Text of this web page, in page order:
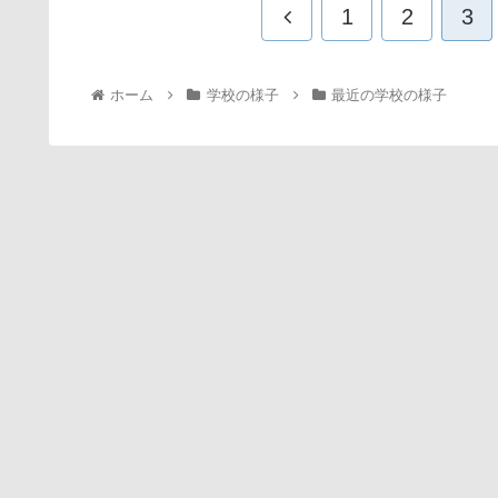
1 2 3
ホーム 学校の様子 最近の学校の様子